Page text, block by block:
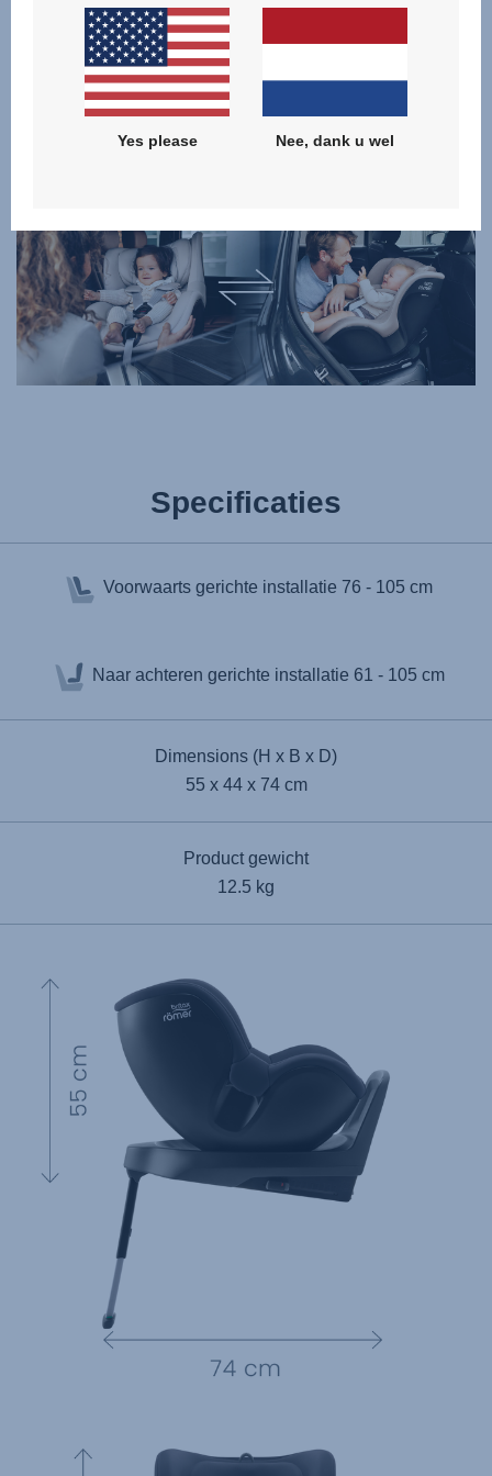
Bekijk en vergelijk onze modellen uit de categorie
DRAAIBARE AUTOSTOELTJES VOOR PEUTERS
en vind het juiste product voor uw gezin!
KLIK OM TE VERGELIJKEN
Specificaties
Voorwaarts gerichte installatie 76 - 105 cm
Naar achteren gerichte installatie 61 - 105 cm
Dimensions (H x B x D)
55 x 44 x 74 cm
Product gewicht
12.5 kg
Yes please Nee, dank u wel